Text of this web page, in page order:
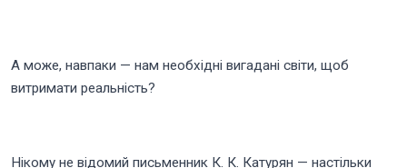
А може, навпаки — нам необхідні вигадані світи, щоб
витримати реальність?
Нікому не відомий письменник К. К. Катурян — настільки